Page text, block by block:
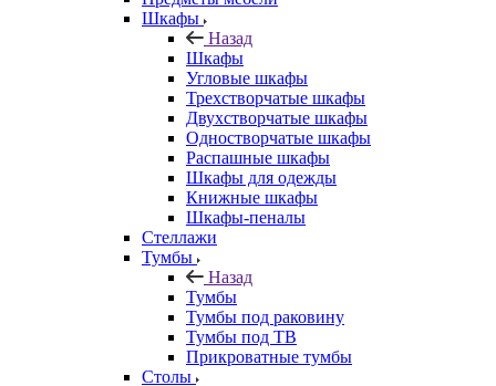
Шкафы
Назад
Шкафы
Угловые шкафы
Трехстворчатые шкафы
Двухстворчатые шкафы
Одностворчатые шкафы
Распашные шкафы
Шкафы для одежды
Книжные шкафы
Шкафы-пеналы
Стеллажи
Тумбы
Назад
Тумбы
Тумбы под раковину
Тумбы под ТВ
Прикроватные тумбы
Столы